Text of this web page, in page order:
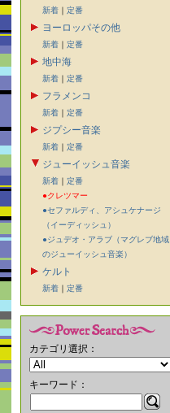
新着 ｜ 定番
ヨーロッパその他
新着 ｜ 定番
地中海
新着 ｜ 定番
フラメンコ
新着 ｜ 定番
ジプシー音楽
新着 ｜ 定番
ジューイッシュ音楽
新着 ｜ 定番
●クレツマー
●セファルディ、アシュケナージ
（イーディッシュ）
●ジュデオ・アラブ（マグレブ地域
のジューイッシュ音楽）
ケルト
新着 ｜ 定番
カテゴリ選択：
キーワード：